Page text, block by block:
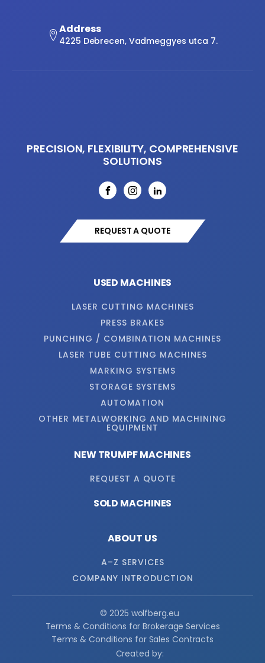
Address
4225 Debrecen, Vadmeggyes utca 7.
PRECISION, FLEXIBILITY, COMPREHENSIVE
SOLUTIONS
REQUEST A QUOTE
USED MACHINES
LASER CUTTING MACHINES
PRESS BRAKES
PUNCHING / COMBINATION MACHINES
LASER TUBE CUTTING MACHINES
MARKING SYSTEMS
STORAGE SYSTEMS
AUTOMATION
OTHER METALWORKING AND MACHINING
EQUIPMENT
NEW TRUMPF MACHINES
REQUEST A QUOTE
SOLD MACHINES
ABOUT US
A–Z SERVICES
COMPANY INTRODUCTION
© 2025 wolfberg.eu
Terms & Conditions for Brokerage Services
Terms & Conditions for Sales Contracts
Created by: